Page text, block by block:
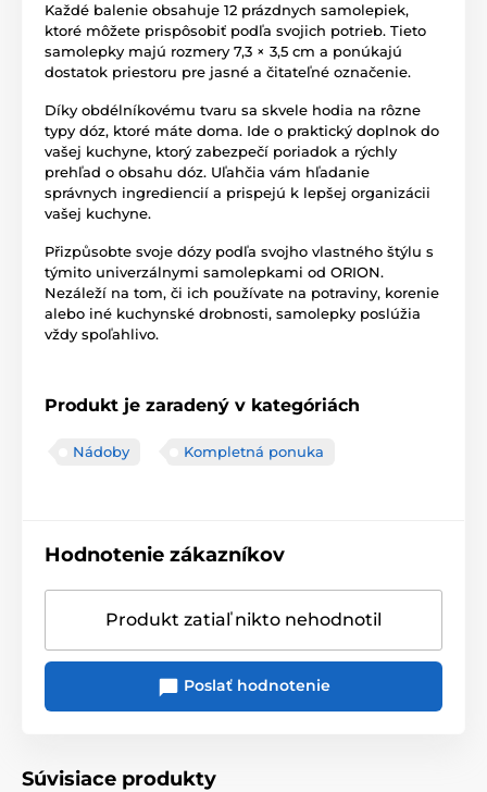
Každé balenie obsahuje 12 prázdnych samolepiek,
ktoré môžete prispôsobiť podľa svojich potrieb. Tieto
samolepky majú rozmery 7,3 × 3,5 cm a ponúkajú
dostatok priestoru pre jasné a čitateľné označenie.
Díky obdélníkovému tvaru sa skvele hodia na rôzne
typy dóz, ktoré máte doma. Ide o praktický doplnok do
vašej kuchyne, ktorý zabezpečí poriadok a rýchly
prehľad o obsahu dóz. Uľahčia vám hľadanie
správnych ingrediencií a prispejú k lepšej organizácii
vašej kuchyne.
Přizpůsobte svoje dózy podľa svojho vlastného štýlu s
týmito univerzálnymi samolepkami od ORION.
Nezáleží na tom, či ich používate na potraviny, korenie
alebo iné kuchynské drobnosti, samolepky poslúžia
vždy spoľahlivo.
Produkt je zaradený v kategóriách
Nádoby Kompletná ponuka
Hodnotenie zákazníkov
Produkt zatiaľ nikto nehodnotil
Poslať hodnotenie
Súvisiace produkty